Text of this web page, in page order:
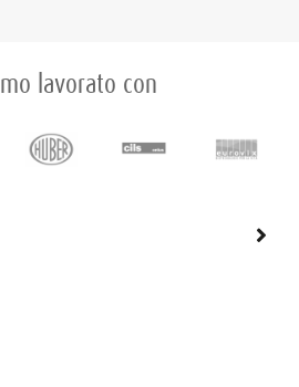
lavorato con